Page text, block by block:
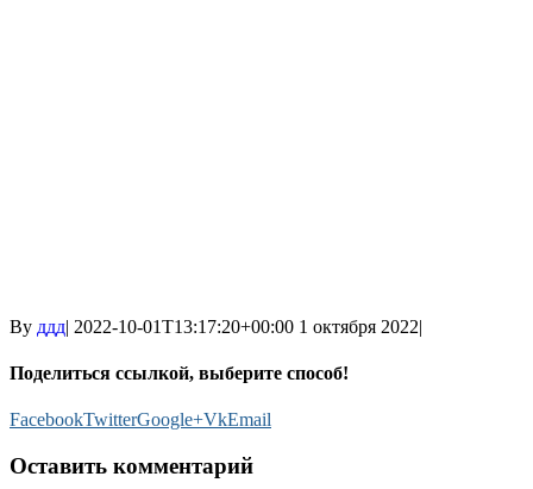
By ддд| 2022-10-01T13:17:20+00:00 1 октября 2022|
Поделиться ссылкой, выберите способ!
FacebookTwitterGoogle+VkEmail
Оставить комментарий